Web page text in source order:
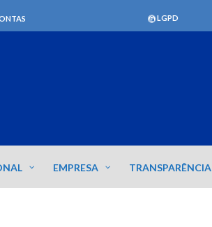
LGPD
EMPRESA TRANSPARÊNCIA